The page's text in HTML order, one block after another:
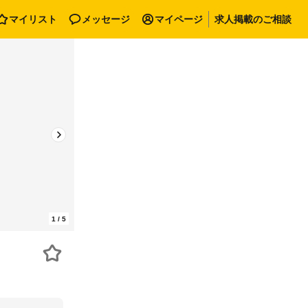
マイリスト メッセージ マイページ 求人掲載のご相談
1 / 5